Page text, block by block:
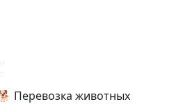
Перевозка животных